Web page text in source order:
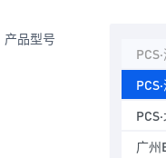
产品型号
广州